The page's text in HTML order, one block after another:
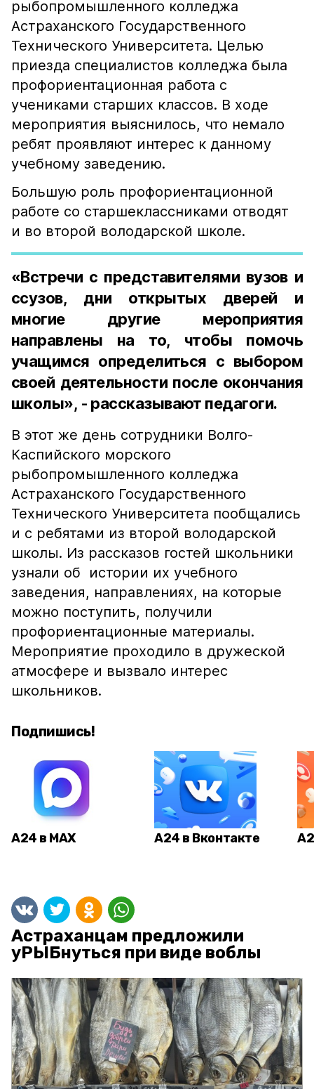
рыбопромышленного колледжа
Астраханского Государственного
Технического Университета. Целью
приезда специалистов колледжа была
профориентационная работа с
учениками старших классов. В ходе
мероприятия выяснилось, что немало
ребят проявляют интерес к данному
учебному заведению.
Большую роль профориентационной
работе со старшеклассниками отводят
и во второй володарской школе.
«Встречи с представителями вузов и
ссузов, дни открытых дверей и
многие другие мероприятия
направлены на то, чтобы помочь
учащимся определиться с выбором
своей деятельности после окончания
школы», - рассказывают педагоги.
В этот же день сотрудники Волго-
Каспийского морского
рыбопромышленного колледжа
Астраханского Государственного
Технического Университета пообщались
и с ребятами из второй володарской
школы. Из рассказов гостей школьники
узнали об истории их учебного
заведения, направлениях, на которые
можно поступить, получили
профориентационные материалы.
Мероприятие проходило в дружеской
атмосфере и вызвало интерес
школьников.
Подпишись!
А24 в MAX А24 в Вконтакте
Астраханцам предложили
уРЫБнуться при виде воблы